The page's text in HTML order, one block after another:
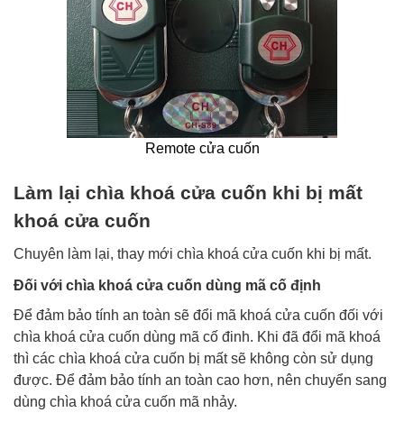
Remote cửa cuốn
Làm lại chìa khoá cửa cuốn khi bị mất
khoá cửa cuốn
Chuyên làm lại, thay mới chìa khoá cửa cuốn khi bị mất.
Đối với chìa khoá cửa cuốn dùng mã cố định
Để đảm bảo tính an toàn sẽ đổi mã khoá cửa cuốn đối với
chìa khoá cửa cuốn dùng mã cố đinh. Khi đã đổi mã khoá
thì các chìa khoá cửa cuốn bị mất sẽ không còn sử dụng
được. Để đảm bảo tính an toàn cao hơn, nên chuyển sang
dùng chìa khoá cửa cuốn mã nhảy.